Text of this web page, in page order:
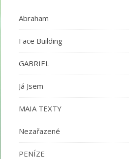
Abraham
Face Building
GABRIEL
Já Jsem
MAIA TEXTY
Nezařazené
PENÍZE